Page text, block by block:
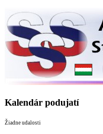
Kalendár podujatí
Žiadne udalosti